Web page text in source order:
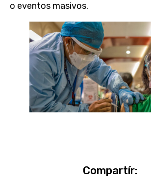
o eventos masivos.
Compartír: